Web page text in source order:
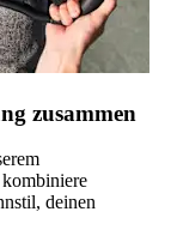
zusammen
deinen